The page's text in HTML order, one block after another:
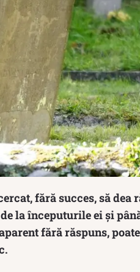
fără succes, să
la începuturile ei și
fără răspuns,